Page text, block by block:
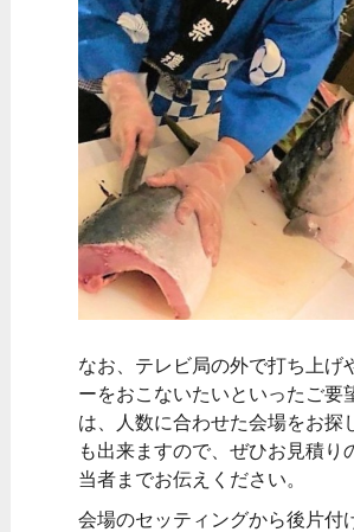
なお、テレビ局の外で打ち上げ
ーをおこないたいといったご要
は、人数に合わせた会場をお探
も出来ますので、ぜひお見積り
当者までお伝えください。
会場のセッティングから後片付